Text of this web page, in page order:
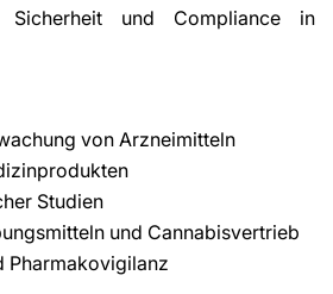
Sicherheit und Compliance in
von Arzneimitteln
Studien
und Cannabisvertrieb
Pharmakovigilanz